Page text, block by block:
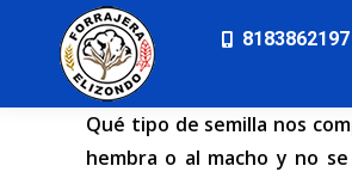
8183862197
Qué tipo de semilla nos
hembra o al macho y no